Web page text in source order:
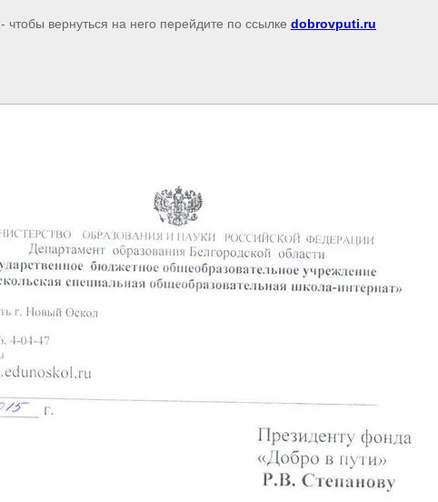
- чтобы вернуться на него перейдите по ссылке dobrovputi.ru